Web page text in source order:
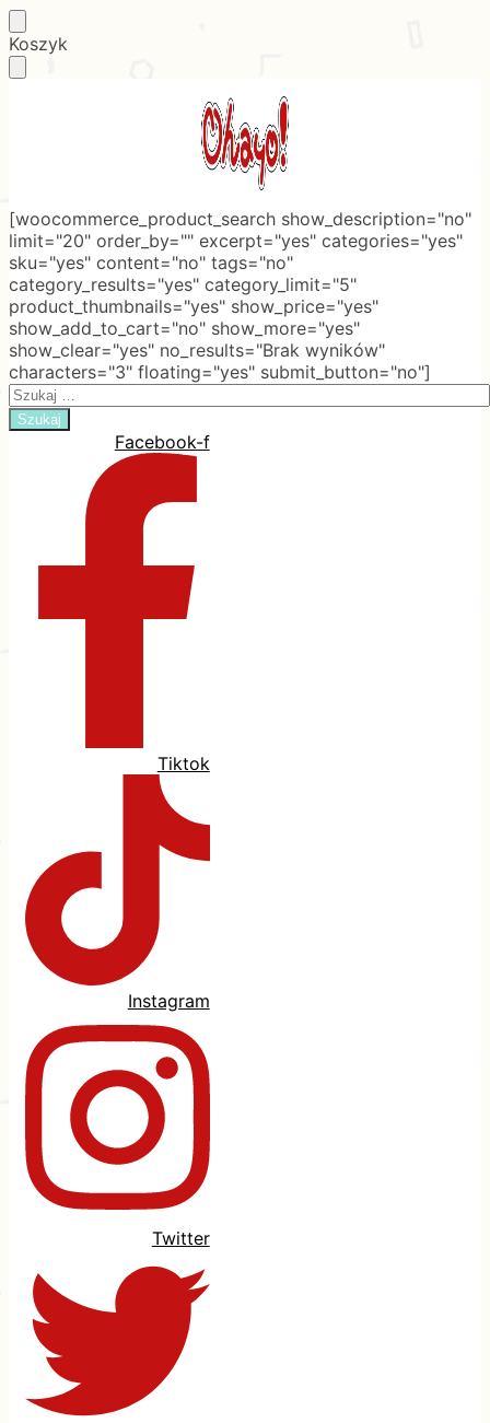
Skip
to
Skip
to
Koszyk
[woocommerce_product_search show_description="no"
limit="20" order_by="" excerpt="yes" categories="yes"
sku="yes" content="no" tags="no"
category_results="yes" category_limit="5"
product_thumbnails="yes" show_price="yes"
show_add_to_cart="no" show_more="yes"
show_clear="yes" no_results="Brak wyników"
characters="3" floating="yes" submit_button="no"]
Search
for:
Facebook-f
Tiktok
Instagram
Twitter